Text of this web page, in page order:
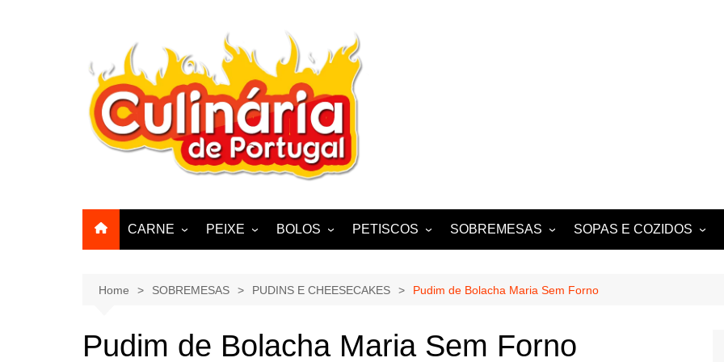
CARNE
FRANGO, PERÚ, PATO
PEIXE
POLVO, LULAS, CHOCO
BOLOS
BISCOITOS
PASTEIS, QUEQUES E
CUPCAKES
PETISCOS
SALADAS
SOBREMESAS
FOLHADOS
TARTES E TORTAS
DOCES
SOPAS E COZIDOS
ENSOPADOS
Home SOBREMESAS PUDINS E CHEESECAKES Pudim de Bolacha Maria Sem Forno
Pudim de Bolacha Maria Sem Forno